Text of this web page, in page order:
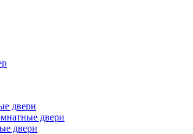
двери
двери
двери